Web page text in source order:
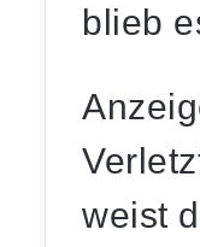
blieb
weist